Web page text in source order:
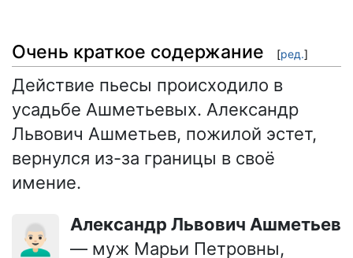
Очень краткое содержание [ред.]
Действие пьесы происходило в
усадьбе Ашметьевых. Александр
Львович Ашметьев, пожилой эстет,
вернулся из-за границы в своё
имение.
👨🏻‍🦳
Александр Львович Ашметьев
— муж Марьи Петровны,